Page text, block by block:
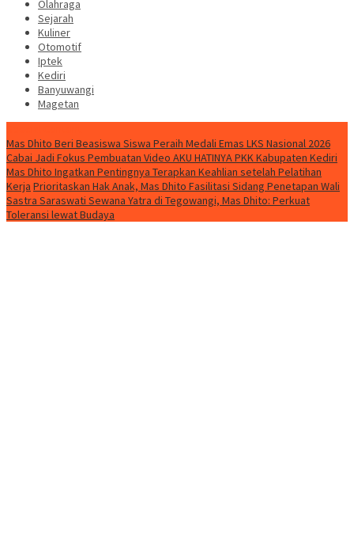
Olahraga
Sejarah
Kuliner
Otomotif
Iptek
Kediri
Banyuwangi
Magetan
Mas Dhito Beri Beasiswa Siswa Peraih Medali Emas LKS Nasional 2026
Cabai Jadi Fokus Pembuatan Video AKU HATINYA PKK Kabupaten Kediri
Mas Dhito Ingatkan Pentingnya Terapkan Keahlian setelah Pelatihan
Kerja Prioritaskan Hak Anak, Mas Dhito Fasilitasi Sidang Penetapan Wali
Sastra Saraswati Sewana Yatra di Tegowangi, Mas Dhito: Perkuat
Toleransi lewat Budaya